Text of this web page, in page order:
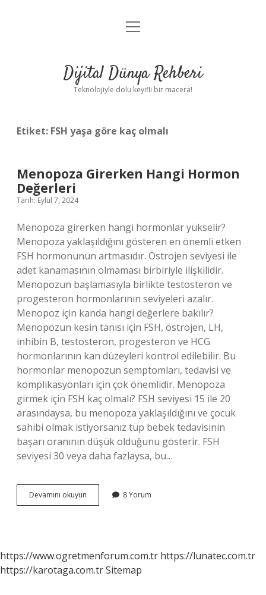
Anasayfa
Yasal Uyarı
menüyü
Dijital Dünya Rehberi
Teknolojiyle dolu keyifli bir macera!
Etiket: FSH yaşa göre kaç olmalı
Menopoza Girerken Hangi Hormon
Değerleri
Tarih: Eylül 7, 2024
Menopoza girerken hangi hormonlar yükselir?
Menopoza yaklaşıldığını gösteren en önemli etken
FSH hormonunun artmasıdır. Östrojen seviyesi ile
adet kanamasının olmaması birbiriyle ilişkilidir.
Menopozun başlamasıyla birlikte testosteron ve
progesteron hormonlarının seviyeleri azalır.
Menopoz için kanda hangi değerlere bakılır?
Menopozun kesin tanısı için FSH, östrojen, LH,
inhibin B, testosteron, progesteron ve HCG
hormonlarının kan düzeyleri kontrol edilebilir. Bu
hormonlar menopozun semptomları, tedavisi ve
komplikasyonları için çok önemlidir. Menopoza
girmek için FSH kaç olmalı? FSH seviyesi 15 ile 20
arasındaysa, bu menopoza yaklaşıldığını ve çocuk
sahibi olmak istiyorsanız tüp bebek tedavisinin
başarı oranının düşük olduğunu gösterir. FSH
seviyesi 30 veya daha fazlaysa, bu…
Devamını okuyun Menopoza
Girerken
8 Yorum
https://www.ogretmenforum.com.tr https://lunatec.com.tr
https://karotaga.com.trSitemap